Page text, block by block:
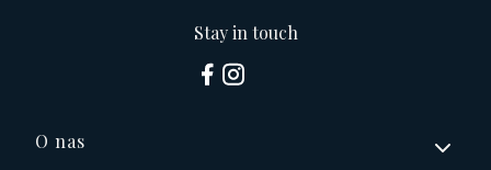
Stay in touch
Linki w stopce
O nas